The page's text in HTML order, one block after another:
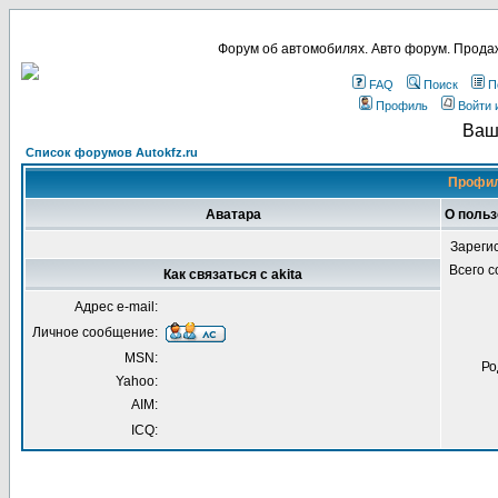
Форум об автомобилях. Авто форум.
FAQ Поиск
Профиль
Войти
Список форумов Autokfz.ru
Аватара О
Всего
Как связаться с akita
Адрес e-mail:
Личное сообщение:
MSN:
Yahoo:
AIM:
ICQ: